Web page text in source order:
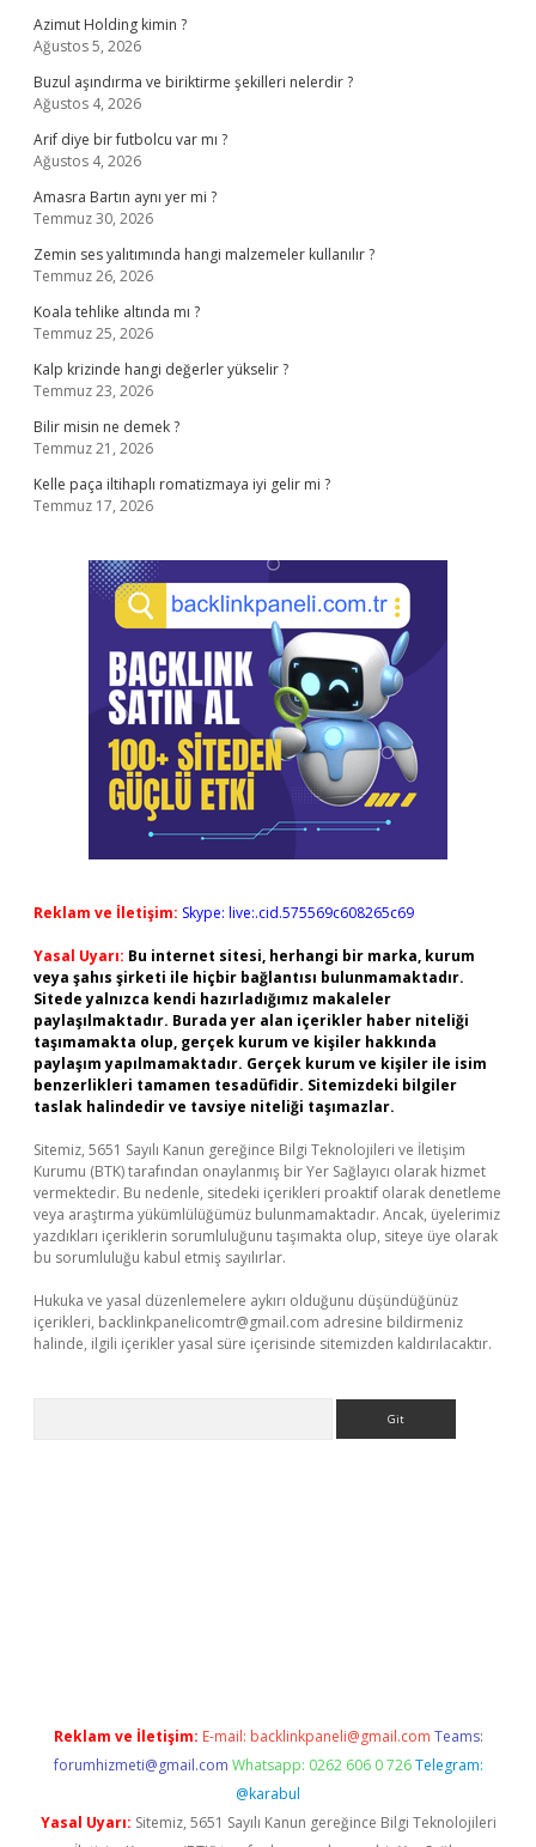
Azimut Holding kimin ?
Ağustos 5, 2026
Buzul aşındırma ve biriktirme şekilleri nelerdir ?
Ağustos 4, 2026
Arif diye bir futbolcu var mı ?
Ağustos 4, 2026
Amasra Bartın aynı yer mi ?
Temmuz 30, 2026
Zemin ses yalıtımında hangi malzemeler kullanılır ?
Temmuz 26, 2026
Koala tehlike altında mı ?
Temmuz 25, 2026
Kalp krizinde hangi değerler yükselir ?
Temmuz 23, 2026
Bilir misin ne demek ?
Temmuz 21, 2026
Kelle paça iltihaplı romatizmaya iyi gelir mi ?
Temmuz 17, 2026
Reklam ve İletişim: Skype: live:.cid.575569c608265c69
Yasal Uyarı: Bu internet sitesi, herhangi bir marka, kurum
veya şahıs şirketi ile hiçbir bağlantısı bulunmamaktadır.
Sitede yalnızca kendi hazırladığımız makaleler
paylaşılmaktadır. Burada yer alan içerikler haber niteliği
taşımamakta olup, gerçek kurum ve kişiler hakkında
paylaşım yapılmamaktadır. Gerçek kurum ve kişiler ile isim
benzerlikleri tamamen tesadüfidir. Sitemizdeki bilgiler
taslak halindedir ve tavsiye niteliği taşımazlar.
Sitemiz, 5651 Sayılı Kanun gereğince Bilgi Teknolojileri ve İletişim
Kurumu (BTK) tarafından onaylanmış bir Yer Sağlayıcı olarak hizmet
vermektedir. Bu nedenle, sitedeki içerikleri proaktif olarak denetleme
veya araştırma yükümlülüğümüz bulunmamaktadır. Ancak, üyelerimiz
yazdıkları içeriklerin sorumluluğunu taşımakta olup, siteye üye olarak
bu sorumluluğu kabul etmiş sayılırlar.
Hukuka ve yasal düzenlemelere aykırı olduğunu düşündüğünüz
içerikleri, backlinkpanelicomtr@gmail.com adresine bildirmeniz
halinde, ilgili içerikler yasal süre içerisinde sitemizden kaldırılacaktır.
Reklam ve İletişim: E-mail: backlinkpaneli@gmail.com Teams:
forumhizmeti@gmail.com Whatsapp: 0262 606 0 726 Telegram:
@karabul
Yasal Uyarı: Sitemiz, 5651 Sayılı Kanun gereğince Bilgi Teknolojileri